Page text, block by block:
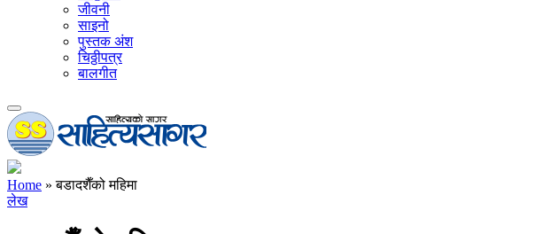
जीवनी
साइनो
पुस्तक अंश
चिठ्ठीपत्र
बालगीत
Home »बडादशैँको महिमा
लेख